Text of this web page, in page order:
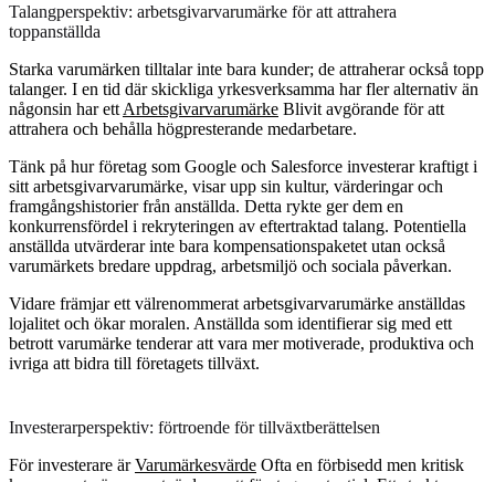
Talangperspektiv: arbetsgivarvarumärke för att attrahera
toppanställda
Starka varumärken tilltalar inte bara kunder; de attraherar också topp
talanger. I en tid där skickliga yrkesverksamma har fler alternativ än
någonsin har ett Arbetsgivarvarumärke Blivit avgörande för att
attrahera och behålla högpresterande medarbetare.
Tänk på hur företag som Google och Salesforce investerar kraftigt i
sitt arbetsgivarvarumärke, visar upp sin kultur, värderingar och
framgångshistorier från anställda. Detta rykte ger dem en
konkurrensfördel i rekryteringen av eftertraktad talang. Potentiella
anställda utvärderar inte bara kompensationspaketet utan också
varumärkets bredare uppdrag, arbetsmiljö och sociala påverkan.
Vidare främjar ett välrenommerat arbetsgivarvarumärke anställdas
lojalitet och ökar moralen. Anställda som identifierar sig med ett
betrott varumärke tenderar att vara mer motiverade, produktiva och
ivriga att bidra till företagets tillväxt.
Investerarperspektiv: förtroende för tillväxtberättelsen
För investerare ärVarumärkesvärde Ofta en förbisedd men kritisk